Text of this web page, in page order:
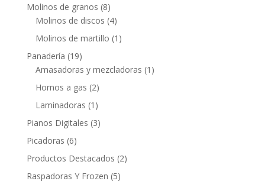
Molinos de granos (8)
Molinos de discos (4)
Molinos de martillo (1)
Panadería (19)
Amasadoras y mezcladoras (1)
Hornos a gas (2)
Laminadoras (1)
Pianos Digitales (3)
Picadoras (6)
Productos Destacados (2)
Raspadoras Y Frozen (5)